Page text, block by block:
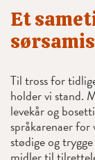
Et
Til tross for
holder vi stand.
levekår og
språkarenaer
stødige og